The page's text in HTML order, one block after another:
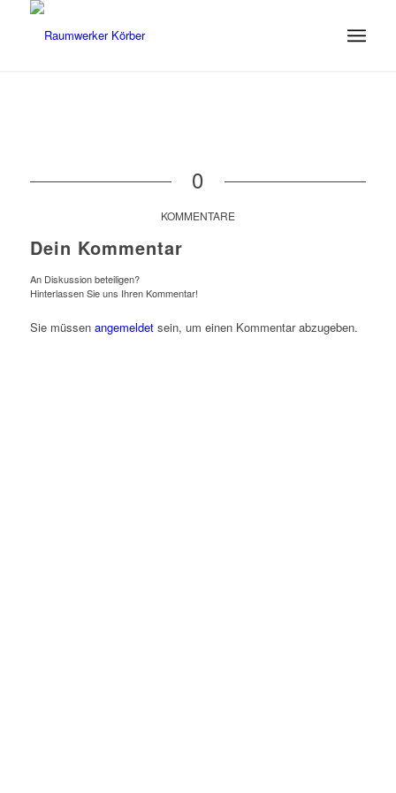
0
KOMMENTARE
Dein Kommentar
An Diskussion beteiligen?
Hinterlassen Sie uns Ihren Kommentar!
Sie müssen angemeldetsein, um einen Kommentar abzugeben.